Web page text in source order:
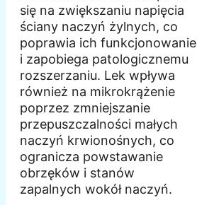
się na zwiększaniu napięcia
ściany naczyń żylnych, co
poprawia ich funkcjonowanie
i zapobiega patologicznemu
rozszerzaniu. Lek wpływa
również na mikrokrążenie
poprzez zmniejszanie
przepuszczalności małych
naczyń krwionośnych, co
ogranicza powstawanie
obrzęków i stanów
zapalnych wokół naczyń.